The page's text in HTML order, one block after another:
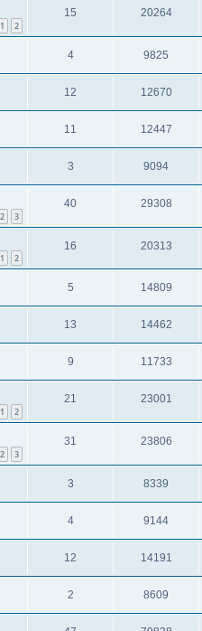
1 2
15 20264
4 9825
12 12670
11 12447
3 9094
2 3
40 29308
1 2
16 20313
5 14809
13 14462
9 11733
1 2
21 23001
2 3
31 23806
3 8339
4 9144
12 14191
2 8609